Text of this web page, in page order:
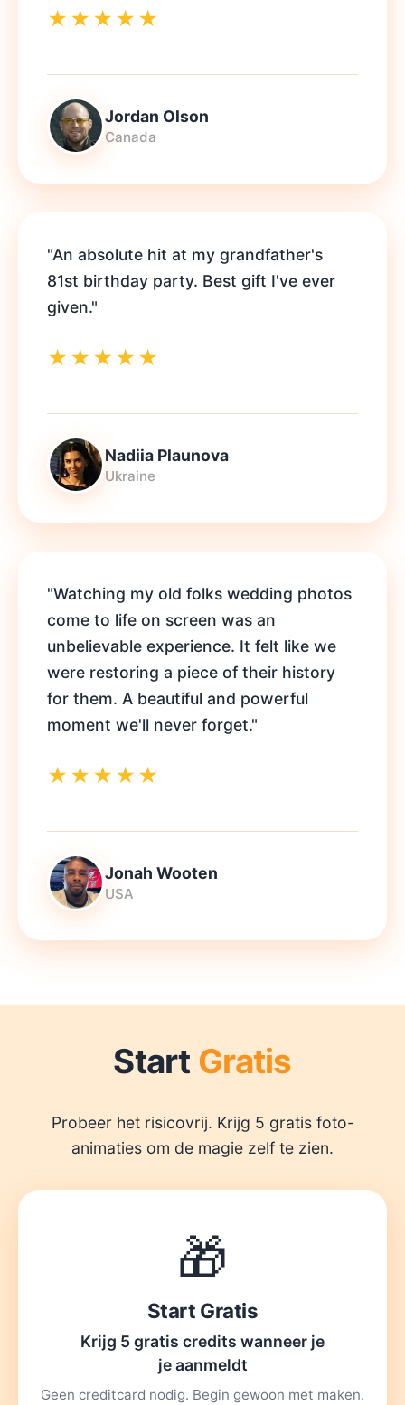
★★★★★
Jordan Olson
Canada
"An absolute hit at my grandfather's
81st birthday party. Best gift I've ever
given."
★★★★★
Nadiia Plaunova
Ukraine
"Watching my old folks wedding photos
come to life on screen was an
unbelievable experience. It felt like we
were restoring a piece of their history
for them. A beautiful and powerful
moment we'll never forget."
★★★★★
Jonah Wooten
USA
Start Gratis
Probeer het risicovrij. Krijg 5 gratis foto-
animaties om de magie zelf te zien.
🎁
Start Gratis
Krijg 5 gratis credits wanneer je
je aanmeldt
Geen creditcard nodig. Begin gewoon met maken.